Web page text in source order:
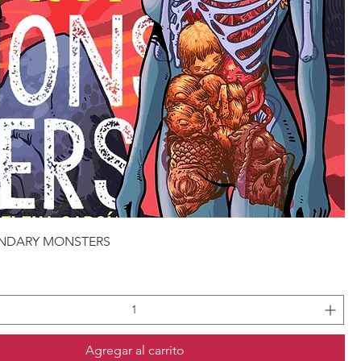
Vista rápida
MONSTERS
Agregar al carrito